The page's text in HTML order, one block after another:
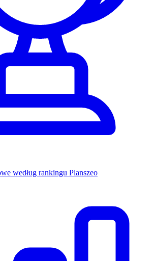
według rankingu Planszeo